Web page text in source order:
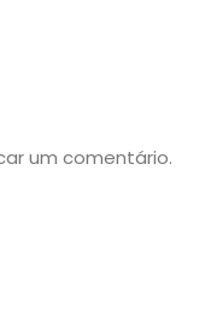
um comentário.